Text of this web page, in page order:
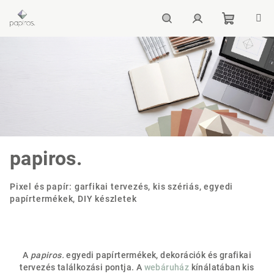
KeresésBejelentkezés
Kosár
papiros.
Pixel és papír: garfikai tervezés, kis szériás, egyedi
papírtermékek, DIY készletek
A papiros. egyedi papírtermékek, dekorációk és grafikai
tervezés találkozási pontja. A webáruház kínálatában kis